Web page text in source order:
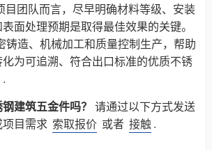
目团队而言，尽早明确材料等级、安装
面处理预期是取得最佳效果的关键。
铸造、机械加工和质量控制生产，帮助
为可追溯、符合出口标准的优质不锈
建筑五金件吗？ 请通过以下方式发送
目需求 索取报价 或者 接触 .